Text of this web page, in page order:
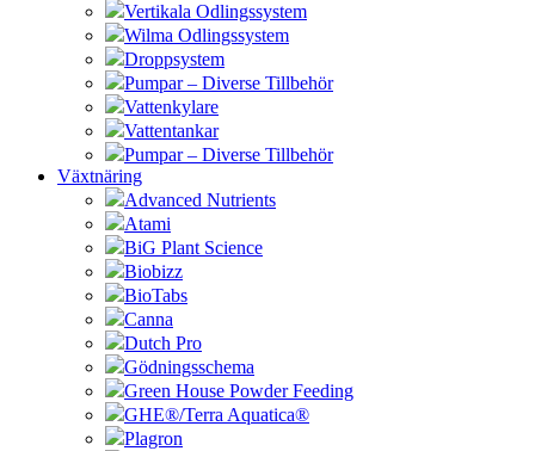
Vertikala Odlingssystem
Wilma Odlingssystem
Droppsystem
Pumpar – Diverse Tillbehör
Vattenkylare
Vattentankar
Pumpar – Diverse Tillbehör
Växtnäring
Advanced Nutrients
Atami
BiG Plant Science
Biobizz
BioTabs
Canna
Dutch Pro
Gödningsschema
Green House Powder Feeding
GHE®/Terra Aquatica®
Plagron